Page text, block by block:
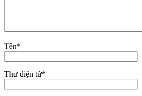
Tên*
Thư điện tử*